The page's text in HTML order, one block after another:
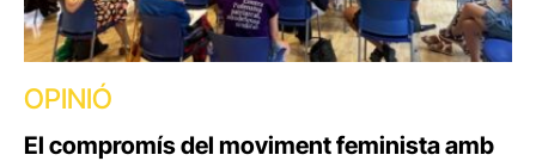
OPINIÓ
El compromís del moviment feminista amb